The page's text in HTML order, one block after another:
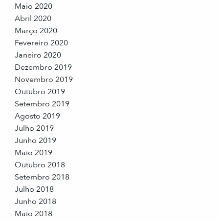
Maio 2020
Abril 2020
Março 2020
Fevereiro 2020
Janeiro 2020
Dezembro 2019
Novembro 2019
Outubro 2019
Setembro 2019
Agosto 2019
Julho 2019
Junho 2019
Maio 2019
Outubro 2018
Setembro 2018
Julho 2018
Junho 2018
Maio 2018